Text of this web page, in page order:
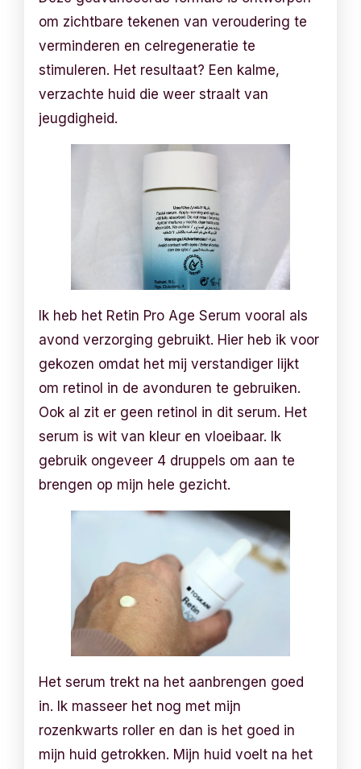
om zichtbare tekenen van veroudering te
verminderen en celregeneratie te
stimuleren. Het resultaat? Een kalme,
verzachte huid die weer straalt van
jeugdigheid.
Ik heb het Retin Pro Age Serum vooral als
avond verzorging gebruikt. Hier heb ik voor
gekozen omdat het mij verstandiger lijkt
om retinol in de avonduren te gebruiken.
Ook al zit er geen retinol in dit serum. Het
serum is wit van kleur en vloeibaar. Ik
gebruik ongeveer 4 druppels om aan te
brengen op mijn hele gezicht.
Het serum trekt na het aanbrengen goed
in. Ik masseer het nog met mijn
rozenkwarts roller en dan is het goed in
mijn huid getrokken. Mijn huid voelt na het